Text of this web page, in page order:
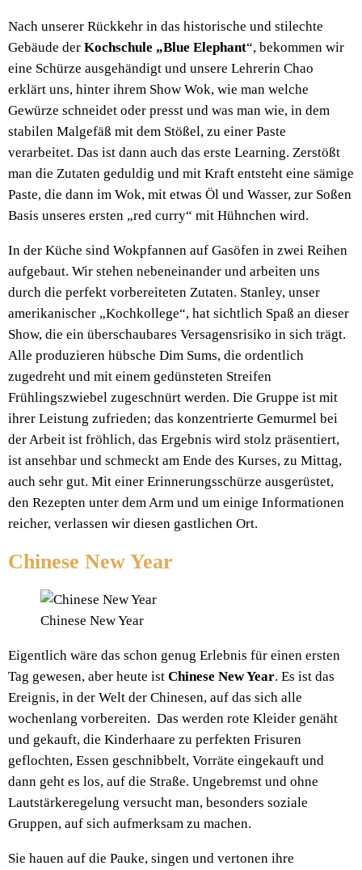
Nach unserer Rückkehr in das historische und stilechte
Gebäude der Kochschule „Blue Elephant“, bekommen wir
eine Schürze ausgehändigt und unsere Lehrerin Chao
erklärt uns, hinter ihrem Show Wok, wie man welche
Gewürze schneidet oder presst und was man wie, in dem
stabilen Malgefäß mit dem Stößel, zu einer Paste
verarbeitet. Das ist dann auch das erste Learning. Zerstößt
man die Zutaten geduldig und mit Kraft entsteht eine sämige
Paste, die dann im Wok, mit etwas Öl und Wasser, zur Soßen
Basis unseres ersten „red curry“ mit Hühnchen wird.
In der Küche sind Wokpfannen auf Gasöfen in zwei Reihen
aufgebaut. Wir stehen nebeneinander und arbeiten uns
durch die perfekt vorbereiteten Zutaten. Stanley, unser
amerikanischer „Kochkollege“, hat sichtlich Spaß an dieser
Show, die ein überschaubares Versagensrisiko in sich trägt.
Alle produzieren hübsche Dim Sums, die ordentlich
zugedreht und mit einem gedünsteten Streifen
Frühlingszwiebel zugeschnürt werden. Die Gruppe ist mit
ihrer Leistung zufrieden; das konzentrierte Gemurmel bei
der Arbeit ist fröhlich, das Ergebnis wird stolz präsentiert,
ist ansehbar und schmeckt am Ende des Kurses, zu Mittag,
auch sehr gut. Mit einer Erinnerungsschürze ausgerüstet,
den Rezepten unter dem Arm und um einige Informationen
reicher, verlassen wir diesen gastlichen Ort.
Chinese New Year
Chinese New Year
Eigentlich wäre das schon genug Erlebnis für einen ersten
Tag gewesen, aber heute ist Chinese New Year. Es ist das
Ereignis, in der Welt der Chinesen, auf das sich alle
wochenlang vorbereiten. Das werden rote Kleider genäht
und gekauft, die Kinderhaare zu perfekten Frisuren
geflochten, Essen geschnibbelt, Vorräte eingekauft und
dann geht es los, auf die Straße. Ungebremst und ohne
Lautstärkeregelung versucht man, besonders soziale
Gruppen, auf sich aufmerksam zu machen.
Sie hauen auf die Pauke, singen und vertonen ihre